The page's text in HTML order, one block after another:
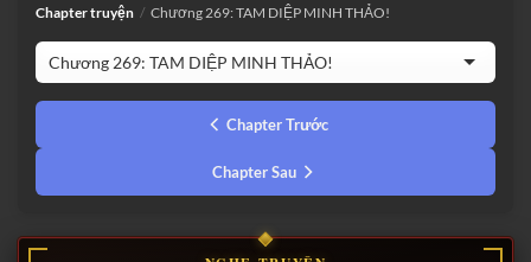
Chapter truyện / Chương 269: TAM DIỆP MINH THẢO!
Chapter Trước
Chapter Sau